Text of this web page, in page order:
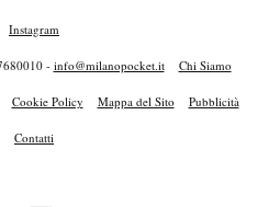
Instagram
- info@milanopocket.it Chi Siamo
Cookie Policy Mappa del Sito Pubblicità
Contatti